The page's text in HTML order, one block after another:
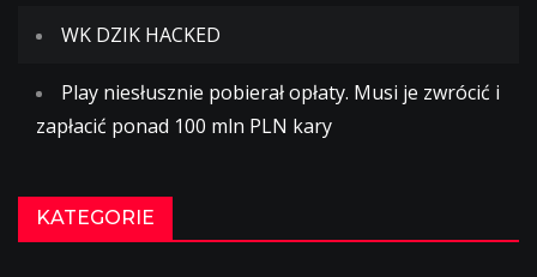
WK DZIK HACKED
Play niesłusznie pobierał opłaty. Musi je zwrócić i
zapłacić ponad 100 mln PLN kary
KATEGORIE